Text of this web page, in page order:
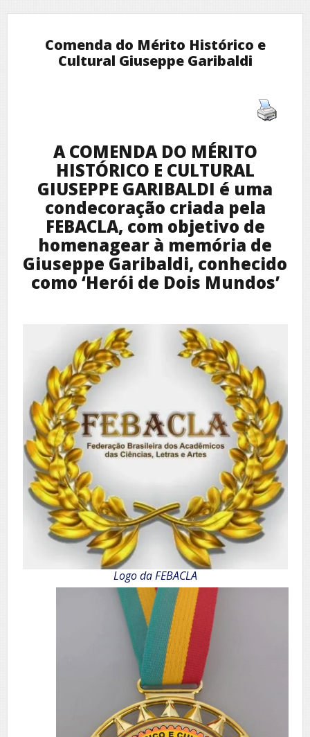
Comenda do Mérito Histórico e
Cultural Giuseppe Garibaldi
A COMENDA DO MÉRITO
HISTÓRICO E CULTURAL
GIUSEPPE GARIBALDI é uma
condecoração criada pela
FEBACLA, com objetivo de
homenagear à memória de
Giuseppe Garibaldi, conhecido
como ‘Herói de Dois Mundos’
Logo da FEBACLA